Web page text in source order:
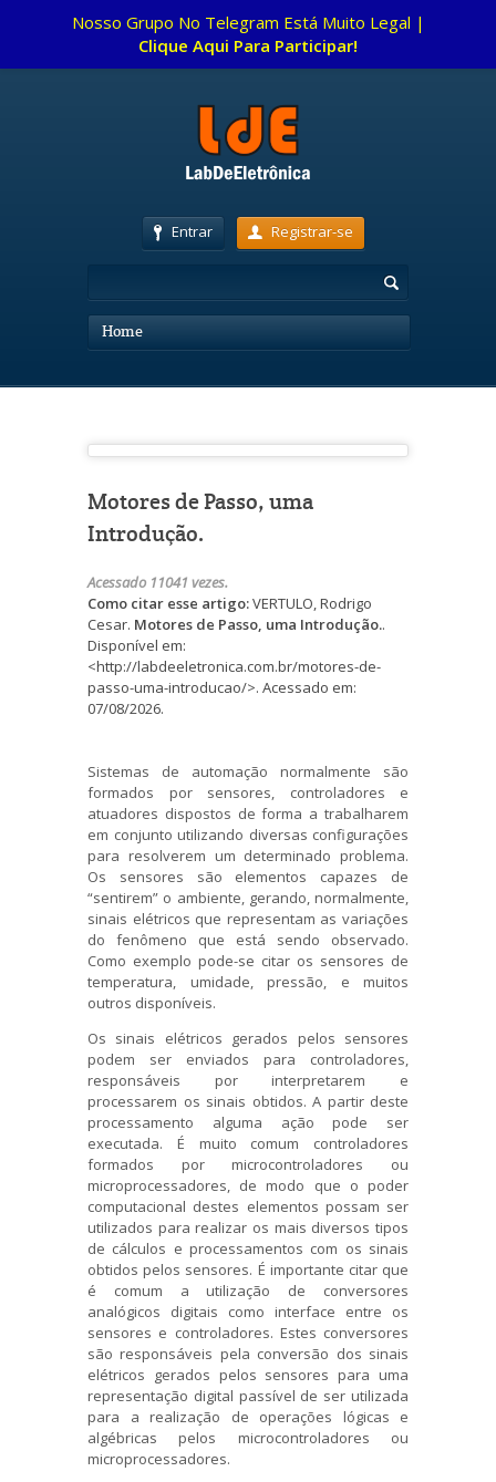
Entrar Registrar-se
Home
Motores de Passo, uma
Introdução.
Acessado 11041 vezes.
Como citar esse artigo:VERTULO, Rodrigo
Cesar. Motores de Passo, uma Introdução..
Disponível em:
<http://labdeeletronica.com.br/motores-de-
passo-uma-introducao/>. Acessado em:
07/08/2026.
Sistemas de automação normalmente são
formados por sensores, controladores e
atuadores dispostos de forma a trabalharem
em conjunto utilizando diversas configurações
para resolverem um determinado problema.
Os sensores são elementos capazes de
“sentirem” o ambiente, gerando, normalmente,
sinais elétricos que representam as variações
do fenômeno que está sendo observado.
Como exemplo pode-se citar os sensores de
temperatura, umidade, pressão, e muitos
outros disponíveis.
Os sinais elétricos gerados pelos sensores
podem ser enviados para controladores,
responsáveis por interpretarem e
processarem os sinais obtidos. A partir deste
processamento alguma ação pode ser
executada. É muito comum controladores
formados por microcontroladores ou
microprocessadores, de modo que o poder
computacional destes elementos possam ser
utilizados para realizar os mais diversos tipos
de cálculos e processamentos com os sinais
obtidos pelos sensores. É importante citar que
é comum a utilização de conversores
analógicos digitais como interface entre os
sensores e controladores. Estes conversores
são responsáveis pela conversão dos sinais
elétricos gerados pelos sensores para uma
representação digital passível de ser utilizada
para a realização de operações lógicas e
algébricas pelos microcontroladores ou
microprocessadores.
Nosso Grupo No Telegram Está Muito Legal |
Clique Aqui Para Participar!